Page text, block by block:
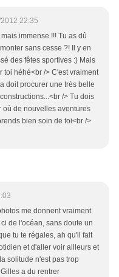
22:35
immense !!! Tu as dû
sans cesse ?! Il y en
des fêtes sportives :) Mais
toi héhé<br /> C'est vraiment
doit procurer une très belle
/> Tu dois
où de nouvelles aventures
bien soin de toi<br />
me donnent vraiment
de l'océan, sans doute un
tu te régales, ah qu'il fait
et d'aller voir ailleurs et
solitude n'est pas trop
a du rentrer